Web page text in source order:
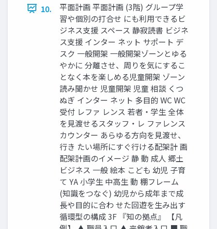
10.
平面計画 平面計画 (3階) グループ学
習や個別の打合せ にも利用できるビ
ジネス支援 スペース 静寂読書 ビジネ
ス支援 インター ネット サポート デ
スク 一般開架 一般開架ゾーンとゆる
やかに 分離させ、周りを気にするこ
となく本を楽しめる児童開架 ゾーン
読み聞かせ 児童開架 児童 相談 くつ
ぬぎ インター ネット 多目的 WC WC
受付 レファ レンス 若者・学生 全体
を見渡せるスタッフ・レ ファレンス
カウンター あらゆる方向を見渡せ、
行き たい場所にすぐ行ける配架計 画
配架計画のイメージ 静 動 成人 郷土
ビジネス 一般 絵本 こども 幼児 子育
て YA 小学生 中高生 動 棚フレーム
(知識をつなぐ) 幼児から成年まで成
長や目的に合わ せた回遊を生み出す
循環型の構成 3F 『知の拠点』 【凡